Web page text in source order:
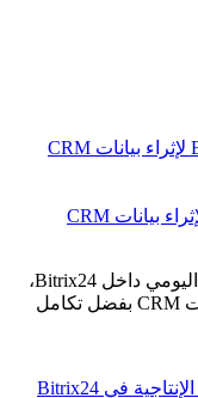
Linked24.io: تكامل LinkedIn مع Bitrix24 لإثراء بيانات CRM
اجعل بيانات LinkedIn جزءاً من سير عملك اليومي داخل Bitrix24،
وحسّن تأهيل العملاء المحتملين وجودة بيانات CRM بفضل تكامل